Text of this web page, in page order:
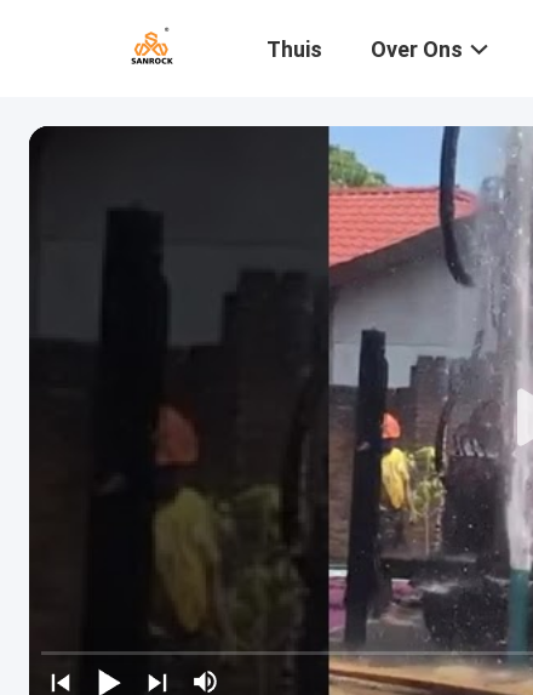
Thuis Over Ons